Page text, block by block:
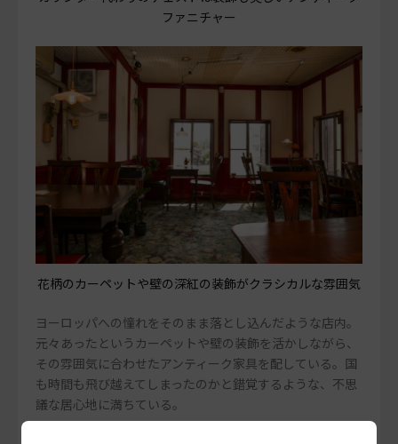
ファニチャー
花柄のカーペットや壁の深紅の装飾がクラシカルな雰囲気
ヨーロッパへの憧れをそのまま落とし込んだような店内。
元々あったというカーペットや壁の装飾を活かしながら、
その雰囲気に合わせたアンティーク家具を配している。国
も時間も飛び越えてしまったのかと錯覚するような、不思
議な居心地に満ちている。